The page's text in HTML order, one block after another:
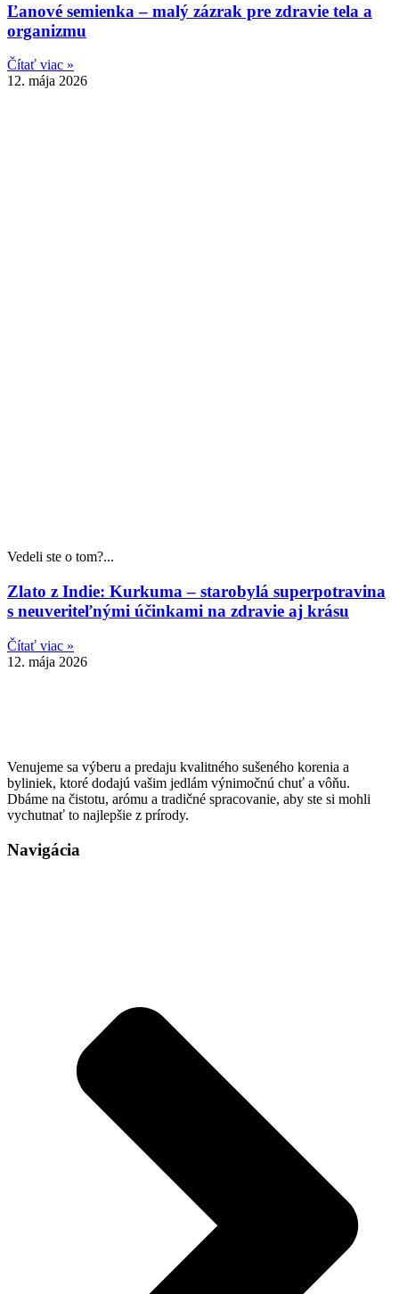
Ľanové semienka – malý zázrak pre zdravie tela a
organizmu
Čítať viac »
12. mája 2026
Vedeli ste o tom?...
Zlato z Indie: Kurkuma – starobylá superpotravina
s neuveriteľnými účinkami na zdravie aj krásu
Čítať viac »
12. mája 2026
Venujeme sa výberu a predaju kvalitného sušeného korenia a
byliniek, ktoré dodajú vašim jedlám výnimočnú chuť a vôňu.
Dbáme na čistotu, arómu a tradičné spracovanie, aby ste si mohli
vychutnať to najlepšie z prírody.
Navigácia